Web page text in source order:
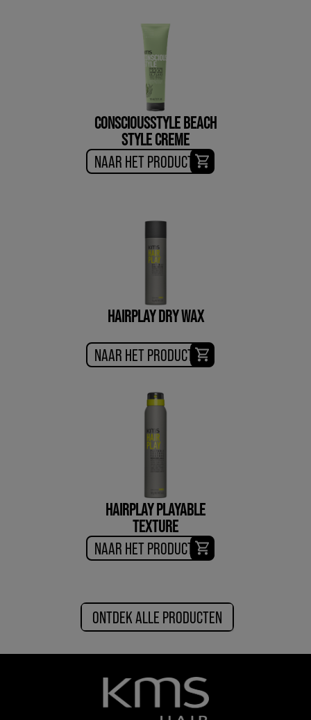
CONSCIOUSSTYLE BEACH
STYLE CREME
NAAR HET PRODUCT
HAIRPLAY DRY WAX
NAAR HET PRODUCT
HAIRPLAY PLAYABLE
TEXTURE
NAAR HET PRODUCT
ONTDEK ALLE PRODUCTEN